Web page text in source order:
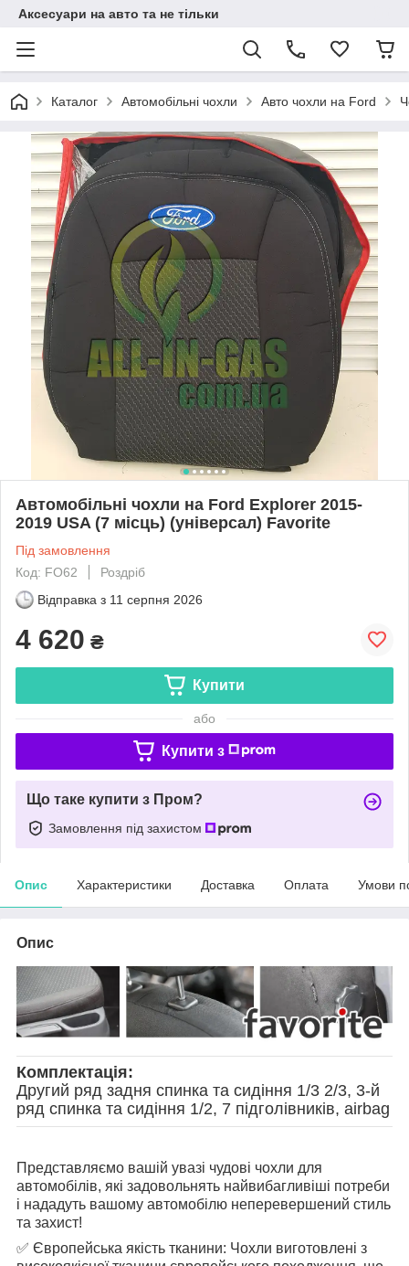
Аксесуари на авто та не тільки
Каталог Автомобільні чохли Авто чохли на Ford
Автомобільні чохли на Ford Explorer 2015-
2019 USA (7 місць) (універсал) Favorite
Під замовлення
Код: FO62
Роздріб
Відправка з 11 серпня 2026
4 620 ₴
Купити
або
Купити з
Що таке купити з Пром?
Замовлення під захистом
Опис Характеристики Доставка Оплата Умови
Опис
Комплектація:
Другий ряд задня спинка та сидіння 1/3 2/3, 3-й
ряд спинка та сидіння 1/2, 7 підголівників, airbag
Представляємо вашій увазі чудові чохли для
автомобілів, які задовольнять найвибагливіші потреби
і нададуть вашому автомобілю неперевершений стиль
та захист!
✅ Європейська якість тканини: Чохли виготовлені з